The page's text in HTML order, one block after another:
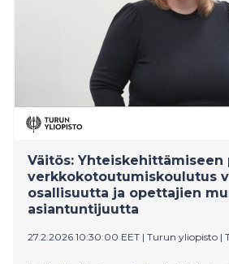
Väitös: Yhteiskehittämiseen
verkkokotoutumiskoulutus
osallisuutta ja opettajien
asiantuntijuutta
27.2.2026 10:30:00 EET | Turun yliopisto |